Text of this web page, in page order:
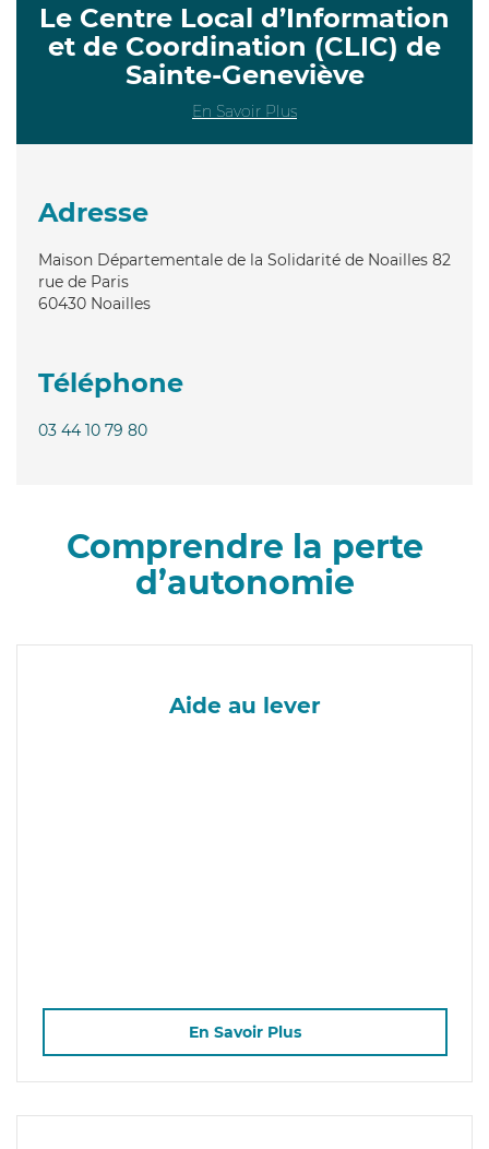
Le Centre Local d’Information
et de Coordination (CLIC) de
Sainte-Geneviève
En Savoir Plus
Adresse
Maison Départementale de la Solidarité de Noailles 82
rue de Paris
60430 Noailles
Téléphone
03 44 10 79 80
Comprendre la perte
d’autonomie
Aide au lever
En Savoir Plus